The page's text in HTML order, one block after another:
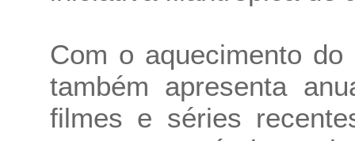
Com o aquecimento
também apresenta
filmes e séries